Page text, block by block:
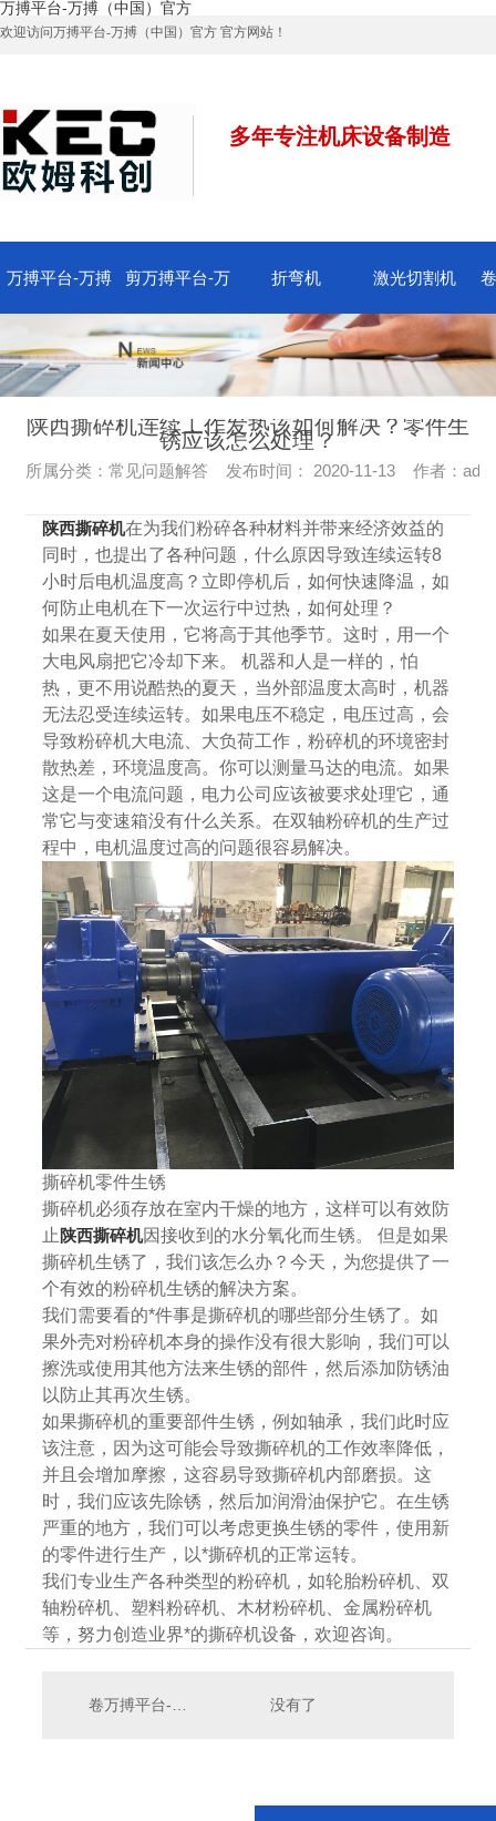
万搏平台-万搏（中国）官方
欢迎访问万搏平台-万搏（中国）官方 官方网站！
多年专注机床设备制造
万搏平台-万搏
（中国）官方万
搏平台-万搏
剪万搏平台-万
搏（中国）官方
折弯机 激光切割机
搏
陕西撕碎机连续工作发热该如何解决？零件生
锈应该怎么处理？
所属分类：常见问题解答 发布时间： 2020-11-13 作者：
陕西撕碎机在为我们粉碎各种材料并带来经济效益的
同时，也提出了各种问题，什么原因导致连续运转8
小时后电机温度高？立即停机后，如何快速降温，如
何防止电机在下一次运行中过热，如何处理？
如果在夏天使用，它将高于其他季节。这时，用一个
大电风扇把它冷却下来。 机器和人是一样的，怕
热，更不用说酷热的夏天，当外部温度太高时，机器
无法忍受连续运转。如果电压不稳定，电压过高，会
导致粉碎机大电流、大负荷工作，粉碎机的环境密封
散热差，环境温度高。你可以测量马达的电流。如果
这是一个电流问题，电力公司应该被要求处理它，通
常它与变速箱没有什么关系。在双轴粉碎机的生产过
程中，电机温度过高的问题很容易解决。
撕碎机零件生锈
撕碎机必须存放在室内干燥的地方，这样可以有效防
止 陕西撕碎机因接收到的水分氧化而生锈。 但是如果
撕碎机生锈了，我们该怎么办？今天，为您提供了一
个有效的粉碎机生锈的解决方案。
我们需要看的*件事是撕碎机的哪些部分生锈了。如
果外壳对粉碎机本身的操作没有很大影响，我们可以
擦洗或使用其他方法来生锈的部件，然后添加防锈油
以防止其再次生锈。
如果撕碎机的重要部件生锈，例如轴承，我们此时应
该注意，因为这可能会导致撕碎机的工作效率降低，
并且会增加摩擦，这容易导致撕碎机内部磨损。这
时，我们应该先除锈，然后加润滑油保护它。在生锈
严重的地方，我们可以考虑更换生锈的零件，使用新
的零件进行生产，以*撕碎机的正常运转。
我们专业生产各种类型的粉碎机，如轮胎粉碎机、双
轴粉碎机、塑料粉碎机、木材粉碎机、金属粉碎机
等，努力创造业界*的撕碎机设备，欢迎咨询。
没有了